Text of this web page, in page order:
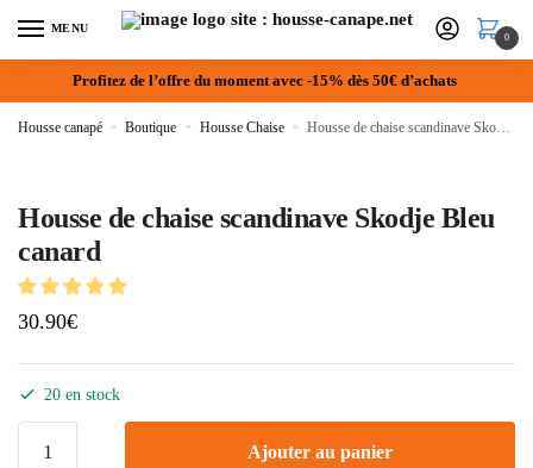
MENU
0
Profitez de l’offre du moment avec -15% dès 50€ d’achats
Housse canapé » Boutique » Housse Chaise » Housse de chaise scandinave Skodje Bleu canard
Housse de chaise scandinave Skodje Bleu
canard
30.90€
20 en stock
Ajouter au panier